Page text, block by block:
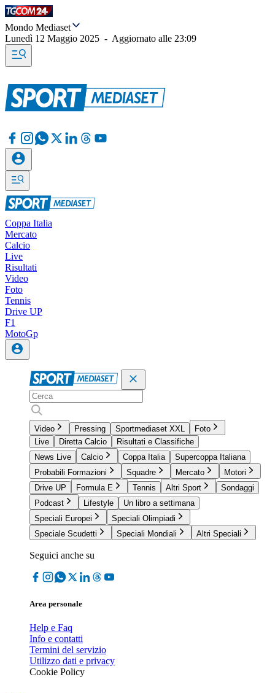
Mondo Mediaset
Lunedì 12 Maggio 2025 - Aggiornato alle 23:09
Coppa Italia
Mercato
Calcio
Live
Risultati
Video
Foto
Tennis
Drive UP
F1
MotoGp
Video Pressing Sportmediaset XXL
Foto
Live
Diretta Calcio
Risultati e Classifiche
News Live
Calcio Coppa Italia
Supercoppa Italiana
Probabili Formazioni
Squadre Mercato
Motori
Drive UP
Formula E Tennis Altri Sport
Sondaggi
Podcast
Lifestyle
Un libro a settimana
Speciali Europei
Speciali Olimpiadi
Speciale Scudetti
Speciali Mondiali Altri Speciali
Seguici anche su
Area personale
Help e Faq
Info e contatti
Termini del servizio
Utilizzo dati e privacy
Cookie Policy